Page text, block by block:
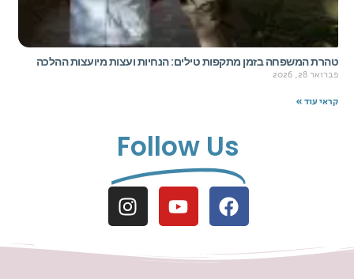
טהרת המשפחה בזמן מתקפות טילים: הנחיות ועצות מיועצות ההלכה
פברואר 28, 2026
קראי עוד »
Follow Us